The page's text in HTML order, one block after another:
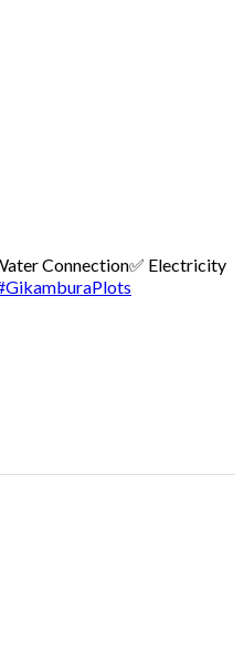
Connection✅ Electricity